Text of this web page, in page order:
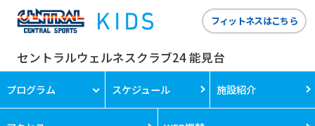
セントラルウェルネスクラブ24 能見台
フィットネスはこちら
プログラム スケジュール 施設紹介